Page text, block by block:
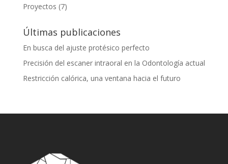
Proyectos (7)
Últimas publicaciones
En busca del ajuste protésico perfecto
Precisión del escaner intraoral en la Odontología actual
Restricción calórica, una ventana hacia el futuro